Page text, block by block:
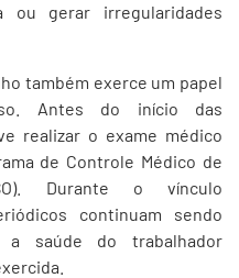
ou gerar irregularidades
também exerce um papel
Antes do início das
realizar o exame médico
de Controle Médico de
Durante o vínculo
continuam sendo
a saúde do trabalhador